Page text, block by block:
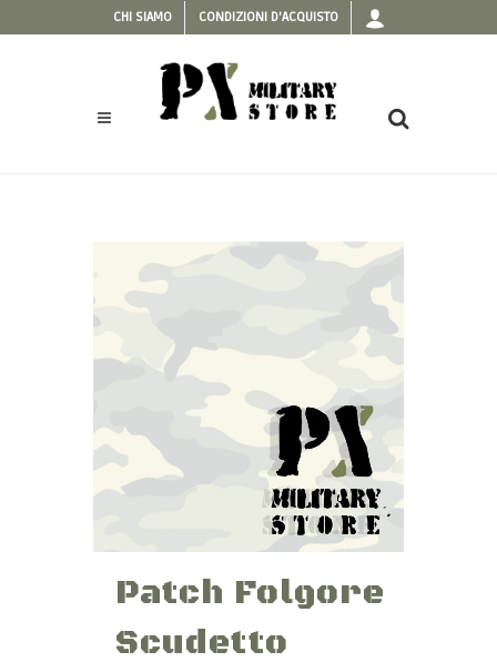
CHI SIAMO CONDIZIONI D'ACQUISTO
Patch Folgore
Scudetto